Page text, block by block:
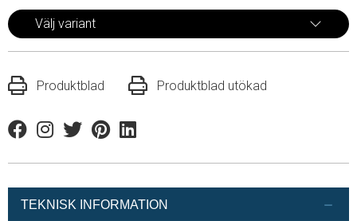
Välj variant
Produktblad Produktblad utökad
FacebookInstagram
TwitterPinterestLinkedin
TEKNISK INFORMATION